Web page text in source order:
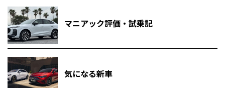
マニアック評価・試乗記
気になる新車